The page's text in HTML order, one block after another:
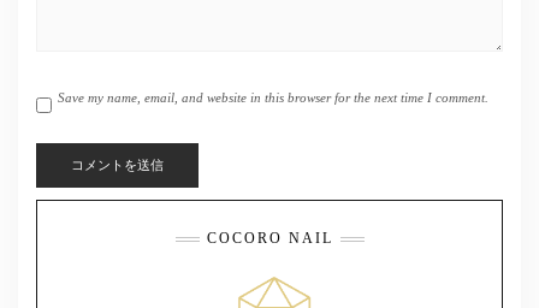
Save my name, email, and website in this browser for the next time I comment.
COCORO NAIL